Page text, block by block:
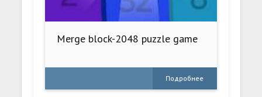
Merge block-2048 puzzle game
Подробнее